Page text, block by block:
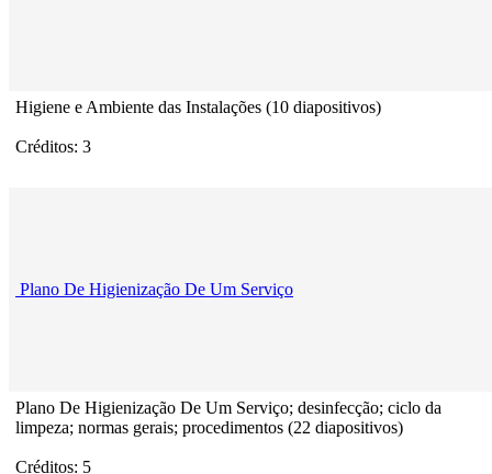
Higiene e Ambiente das Instalações (10 diapositivos)
Créditos: 3
Plano De Higienização De Um Serviço
Plano De Higienização De Um Serviço; desinfecção; ciclo da
limpeza; normas gerais; procedimentos (22 diapositivos)
Créditos: 5